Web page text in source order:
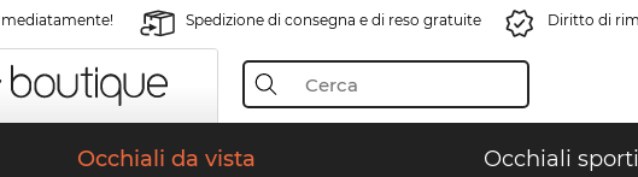
Spedizione di consegna e di reso gratuite Diritto di
Occhiali da vista Occhiali